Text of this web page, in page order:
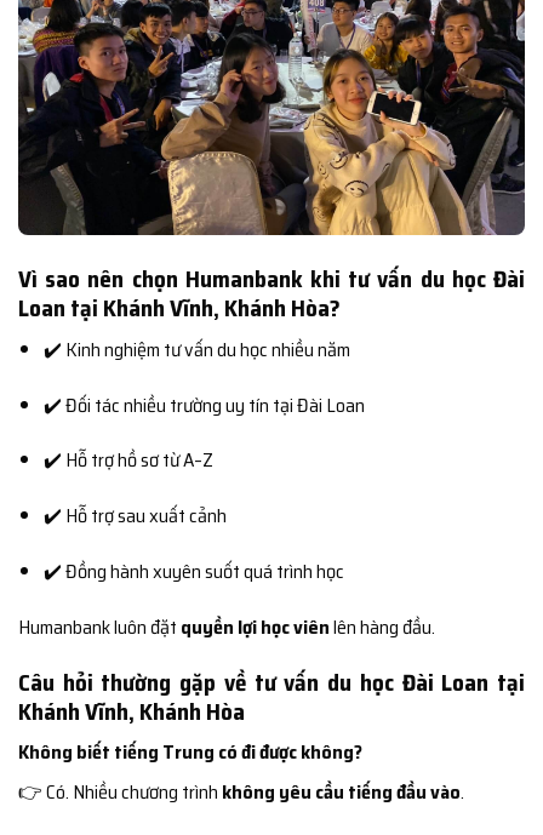
Vì sao nên chọn Humanbank khi tư vấn du học Đài
Loan tại Khánh Vĩnh, Khánh Hòa?
✔️ Kinh nghiệm tư vấn du học nhiều năm
✔️ Đối tác nhiều trường uy tín tại Đài Loan
✔️ Hỗ trợ hồ sơ từ A–Z
✔️ Hỗ trợ sau xuất cảnh
✔️ Đồng hành xuyên suốt quá trình học
Humanbank luôn đặt quyền lợi học viênlên hàng đầu.
Câu hỏi thường gặp về tư vấn du học Đài Loan tại
Khánh Vĩnh, Khánh Hòa
Không biết tiếng Trung có đi được không?
👉 Có. Nhiều chương trình không yêu cầu tiếng đầu vào.